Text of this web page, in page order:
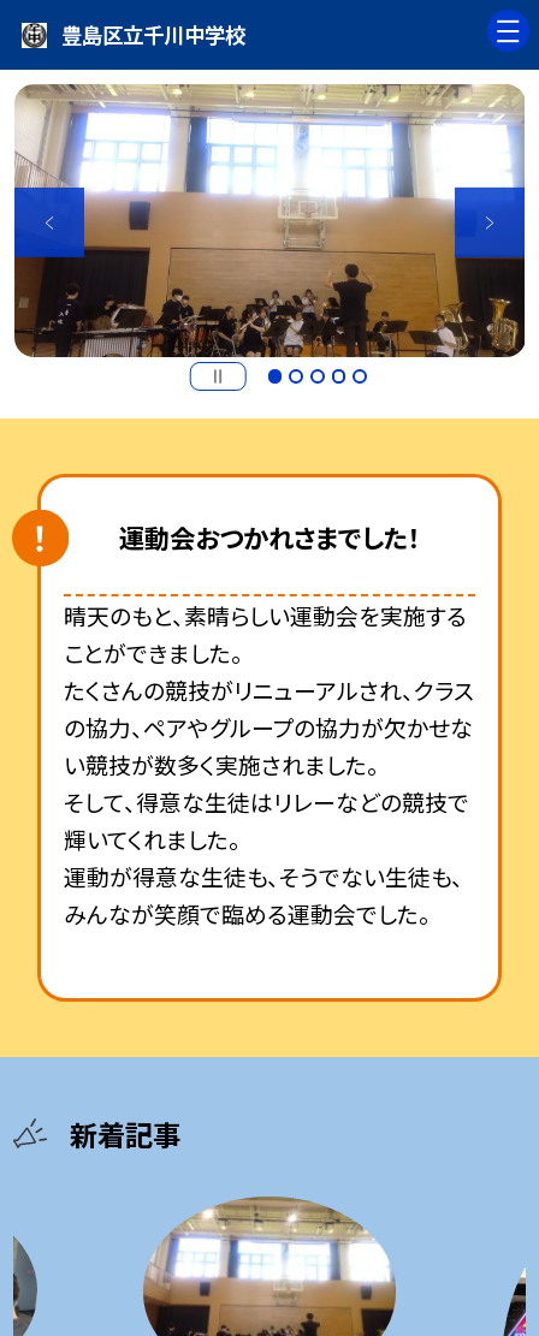
豊島区立千川中学校
運動会おつかれさまでした！
晴天のもと、素晴らしい運動会を実施する
ことができました。
たくさんの競技がリニューアルされ、クラス
の協力、ペアやグループの協力が欠かせな
い競技が数多く実施されました。
そして、得意な生徒はリレーなどの競技で
輝いてくれました。
運動が得意な生徒も、そうでない生徒も、
みんなが笑顔で臨める運動会でした。
新着記事